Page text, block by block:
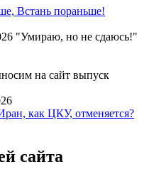
Встань пораньше!
"Умираю, но не сдаюсь!"
на сайт выпуск
как ЦКУ, отменяется?
сайта